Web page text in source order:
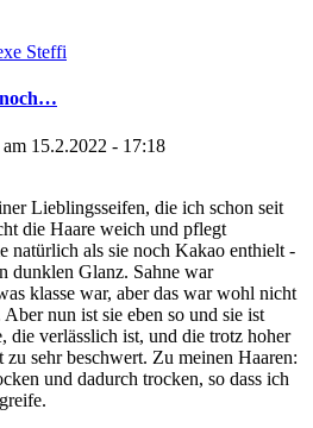
noch…
am 15.2.2022 - 17:18
Lieblingsseifen, die ich schon seit
die Haare weich und pflegt
natürlich als sie noch Kakao enthielt -
dunklen Glanz. Sahne war
klasse war, aber das war wohl nicht
nun ist sie eben so und sie ist
die verlässlich ist, und die trotz hoher
sehr beschwert. Zu meinen Haaren:
und dadurch trocken, so dass ich